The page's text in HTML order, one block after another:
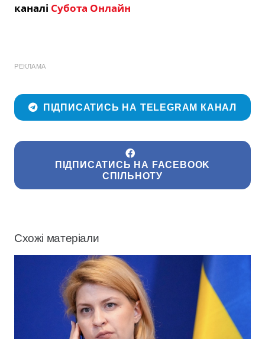
каналі Субота Онлайн
РЕКЛАМА
ПІДПИСАТИСЬ НА TELEGRAM КАНАЛ
ПІДПИСАТИСЬ НА FACEBOOK
СПІЛЬНОТУ
Схожі матеріали